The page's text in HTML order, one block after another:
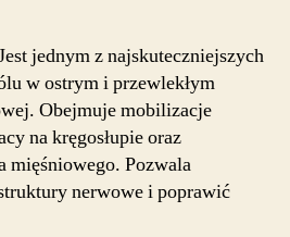
jednym z najskuteczniejszych
w ostrym i przewlekłym
Obejmuje mobilizacje
na kręgosłupie oraz
mięśniowego. Pozwala
nerwowe i poprawić